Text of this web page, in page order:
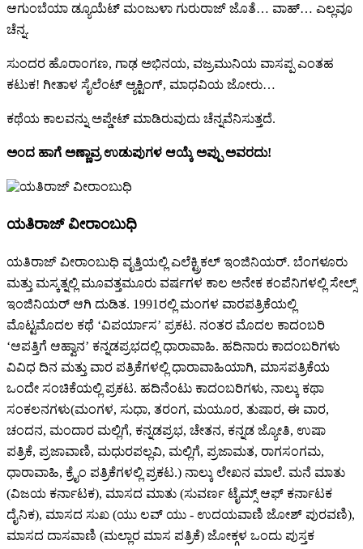
ಆಗುಂಬೆಯಾ ಡ್ಯೂಯೆಟ್ ಮಂಜುಳಾ ಗುರುರಾಜ್ ಜೊತೆ… ವಾಹ್… ಎಲ್ಲವೂ
ಚೆನ್ನ.
ಸುಂದರ ಹೊರಾಂಗಣ, ಗಾಢ ಅಭಿನಯ, ವಜ್ರಮುನಿಯ ವಾಸಪ್ಪ ಎಂತಹ
ಕಟುಕ! ಗೀತಾಳ ಸೈಲೆಂಟ್ ಆ್ಯಕ್ಟಿಂಗ್, ಮಾಧವಿಯ ಜೋರು…
ಕಥೆಯ ಕಾಲವನ್ನು ಅಪ್ಡೇಟ್ ಮಾಡಿರುವುದು ಚೆನ್ನವೆನಿಸುತ್ತದೆ.
ಅಂದ ಹಾಗೆ ಅಣ್ಣಾವ್ರ ಉಡುಪುಗಳ ಆಯ್ಕೆ ಅಪ್ಪು ಅವರದು!
ಯತಿರಾಜ್ ವೀರಾಂಬುಧಿ
ಯತಿರಾಜ್ ವೀರಾಂಬುಧಿ ವೃತ್ತಿಯಲ್ಲಿ ಎಲೆಕ್ಟ್ರಿಕಲ್ ಇಂಜಿನಿಯರ್. ಬೆಂಗಳೂರು
ಮತ್ತು ಮಸ್ಕತ್ನಲ್ಲಿ ಮೂವತ್ತಮೂರು ವರ್ಷಗಳ ಕಾಲ ಅನೇಕ ಕಂಪೆನಿಗಳಲ್ಲಿ ಸೇಲ್ಸ್
ಇಂಜಿನಿಯರ್ ಆಗಿ ದುಡಿತ. 1991ರಲ್ಲಿ ಮಂಗಳ ವಾರಪತ್ರಿಕೆಯಲ್ಲಿ
ಮೊಟ್ಟಮೊದಲ ಕಥೆ ‘ವಿಪರ್ಯಾಸ’ ಪ್ರಕಟ. ನಂತರ ಮೊದಲ ಕಾದಂಬರಿ
‘ಆಪತ್ತಿಗೆ ಆಹ್ವಾನ’ ಕನ್ನಡಪ್ರಭದಲ್ಲಿ ಧಾರಾವಾಹಿ. ಹದಿನಾರು ಕಾದಂಬರಿಗಳು
ವಿವಿಧ ದಿನ ಮತ್ತು ವಾರ ಪತ್ರಿಕೆಗಳಲ್ಲಿ ಧಾರಾವಾಹಿಯಾಗಿ, ಮಾಸಪತ್ರಿಕೆಯ
ಒಂದೇ ಸಂಚಿಕೆಯಲ್ಲಿ ಪ್ರಕಟ. ಹದಿನೆಂಟು ಕಾದಂಬರಿಗಳು, ನಾಲ್ಕು ಕಥಾ
ಸಂಕಲನಗಳು(ಮಂಗಳ, ಸುಧಾ, ತರಂಗ, ಮಯೂರ, ತುಷಾರ, ಈ ವಾರ,
ಚಂದನ, ಮಂದಾರ ಮಲ್ಲಿಗೆ, ಕನ್ನಡಪ್ರಭ, ಚೇತನ, ಕನ್ನಡ ಜ್ಯೋತಿ, ಉಷಾ
ಪತ್ರಿಕೆ, ಪ್ರಜಾವಾಣಿ, ಮಧುರಪಲ್ಲವಿ, ಮಲ್ಲಿಗೆ, ಪ್ರಜಾಮತ, ರಾಗಸಂಗಮ,
ಧಾರಾವಾಹಿ, ಕ್ರೈಂ ಪತ್ರಿಕೆಗಳಲ್ಲಿ ಪ್ರಕಟ.) ನಾಲ್ಕು ಲೇಖನ ಮಾಲೆ. ಮನೆ ಮಾತು
(ವಿಜಯ ಕರ್ನಾಟಕ), ಮಾಸದ ಮಾತು (ಸುವರ್ಣ ಟೈಮ್ಸ್ ಆಫ್ ಕರ್ನಾಟಕ
ದೈನಿಕ), ಮಾಸದ ಸುಖ (ಯು ಲವ್ ಯು - ಉದಯವಾಣಿ ಜೋಶ್ ಪುರವಣಿ),
ಮಾಸದ ದಾಸವಾಣಿ (ಮಲ್ಲಾರ ಮಾಸ ಪತ್ರಿಕೆ) ಜೋಕ್ಗಳ ಒಂದು ಪುಸ್ತಕ